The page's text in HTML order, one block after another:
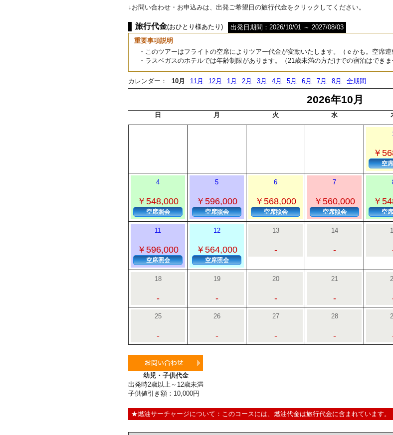
↓お問い合わせ・お申込みは、出発ご希望日の旅行代金をクリックしてください。
旅行代金(おひとり様あたり)
出発日期間：2026/10/01 ～ 2027/08/03
重要事項説明
・このツアーはフライトの空席によりツアー代金が変動いたします。（ｅかも。空席連
・ラスベガスのホテルでは年齢制限があります。（21歳未満の方だけでの宿泊はできま
カレンダー： 10月 11月 12月 1月 2月 3月 4月 5月 6月 7月 8月 全期間
2026年10月
日 月 火 水
￥
空
4
￥548,000
空席照会
5
￥596,000
空席照会
6
￥568,000
空席照会
7
￥560,000
空席照会
￥
空
11
￥596,000
空席照会
12
￥564,000
空席照会
13
-
14
-
18
-
19
-
20
-
21
-
25
-
26
-
27
-
28
-
幼児・子供代金
出発時2歳以上～12歳未満
子供値引き額：10,000円
★燃油サーチャージについて：このコースには、燃油代金は旅行代金に含まれています。